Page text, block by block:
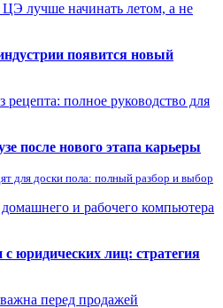
лучше начинать летом, а не
появится новый
рецепта: полное руководство для
после нового этапа карьеры
для доски пола: полный разбор и выбор
и рабочего компьютера
юридических лиц: стратегия
перед продажей